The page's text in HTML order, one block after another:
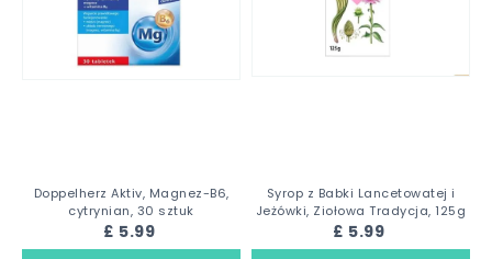
Doppelherz Aktiv, Magnez-B6,
cytrynian, 30 sztuk
£ 5.99
Syrop z Babki Lancetowatej i
Jeżówki, Ziołowa Tradycja, 125g
£ 5.99